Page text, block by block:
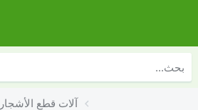
آلات قطع الأشجار